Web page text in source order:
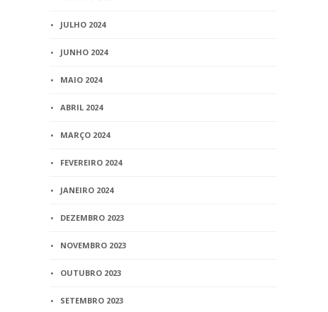
JULHO 2024
JUNHO 2024
MAIO 2024
ABRIL 2024
MARÇO 2024
FEVEREIRO 2024
JANEIRO 2024
DEZEMBRO 2023
NOVEMBRO 2023
OUTUBRO 2023
SETEMBRO 2023